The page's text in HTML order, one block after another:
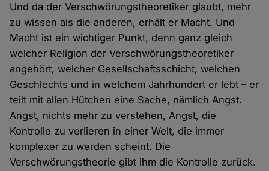
Und da der Verschwörungstheoretiker glaubt, mehr
zu wissen als die anderen, erhält er Macht. Und
Macht ist ein wichtiger Punkt, denn ganz gleich
welcher Religion der Verschwörungstheoretiker
angehört, welcher Gesellschaftsschicht, welchen
Geschlechts und in welchem Jahrhundert er lebt – er
teilt mit allen Hütchen eine Sache, nämlich Angst.
Angst, nichts mehr zu verstehen, Angst, die
Kontrolle zu verlieren in einer Welt, die immer
komplexer zu werden scheint. Die
Verschwörungstheorie gibt ihm die Kontrolle zurück.